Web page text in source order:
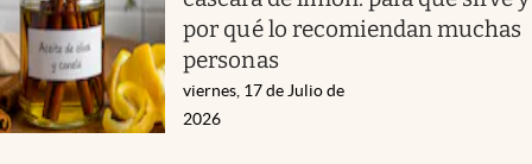
por qué lo recomiendan muchas
personas
viernes, 17 de Julio de
2026